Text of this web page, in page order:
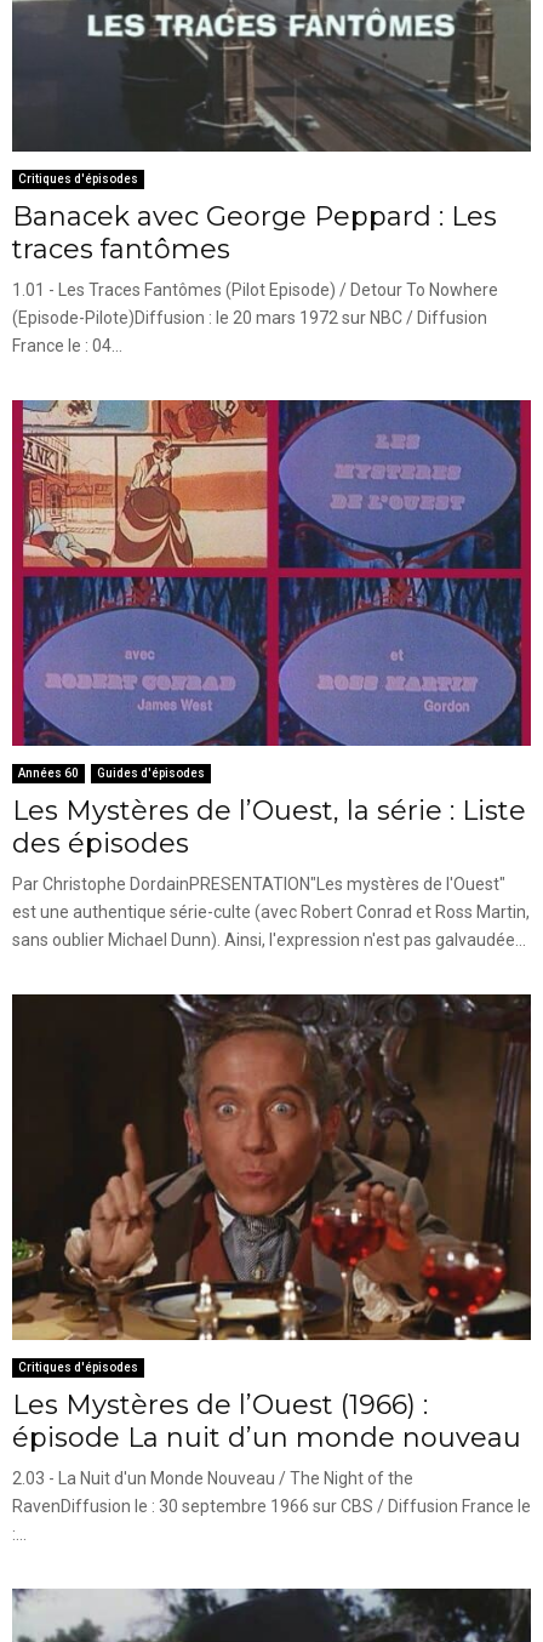
Critiques d'épisodes
Banacek avec George Peppard : Les
traces fantômes
1.01 - Les Traces Fantômes (Pilot Episode) / Detour To Nowhere
(Episode-Pilote)Diffusion : le 20 mars 1972 sur NBC / Diffusion
France le : 04...
Années 60 Guides d'épisodes
Les Mystères de l’Ouest, la série : Liste
des épisodes
Par Christophe Dordain PRESENTATION"Les mystères de l'Ouest"
est une authentique série-culte (avec Robert Conrad et Ross Martin,
sans oublier Michael Dunn). Ainsi, l'expression n'est pas galvaudée...
Critiques d'épisodes
Les Mystères de l’Ouest (1966) :
épisode La nuit d’un monde nouveau
2.03 - La Nuit d'un Monde Nouveau / The Night of the
RavenDiffusion le : 30 septembre 1966 sur CBS / Diffusion France le
:...